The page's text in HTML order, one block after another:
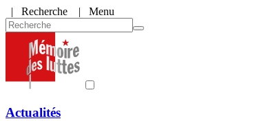
| Recherche | Menu
Actualités